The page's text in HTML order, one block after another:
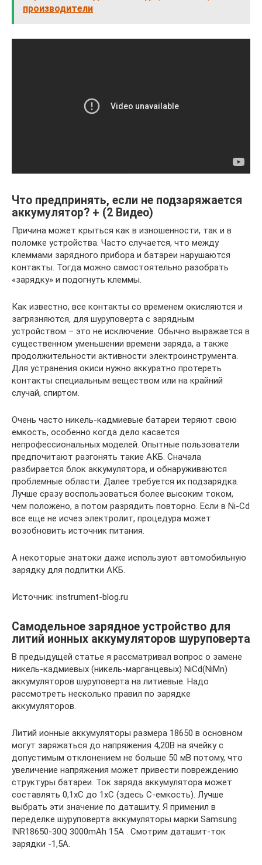
производители
Что предпринять, если не подзаряжается
аккумулятор? + (2 Видео)
Причина может крыться как в изношенности, так и в
поломке устройства. Часто случается, что между
клеммами зарядного прибора и батареи нарушаются
контакты. Тогда можно самостоятельно разобрать
«зарядку» и подогнуть клеммы.
Как известно, все контакты со временем окисляются и
загрязняются, для шуруповерта с зарядным
устройством – это не исключение. Обычно выражается в
существенном уменьшении времени заряда, а также
продолжительности активности электроинструмента.
Для устранения окиси нужно аккуратно протереть
контакты специальным веществом или на крайний
случай, спиртом.
Очень часто никель-кадмиевые батареи теряют свою
емкость, особенно когда дело касается
непрофессиональных моделей. Опытные пользователи
предпочитают разгонять такие АКБ. Сначала
разбирается блок аккумулятора, и обнаруживаются
проблемные области. Далее требуется их подзарядка.
Лучше сразу воспользоваться более высоким током,
чем положено, а потом разрядить повторно. Если в Ni-Cd
все еще не исчез электролит, процедура может
возобновить источник питания.
А некоторые знатоки даже используют автомобильную
зарядку для подпитки АКБ.
Источник: instrument-blog.ru
Самодельное зарядное устройство для
литий ионных аккумуляторов шуруповерта
В предыдущей статье я рассматривал вопрос о замене
никель-кадмиевых (никель-марганцевых) NiСd(NiMn)
аккумуляторов шуруповерта на литиевые. Надо
рассмотреть несколько правил по зарядке
аккумуляторов.
Литий ионные аккумуляторы размера 18650 в основном
могут заряжаться до напряжения 4,20В на ячейку с
допустимым отклонением не больше 50 мВ потому, что
увеличение напряжения может привести повреждению
структуры батареи. Ток заряда аккумулятора может
составлять 0,1хС до 1хС (здесь С-емкость). Лучше
выбрать эти значение по даташиту. Я применил в
переделке шуруповерта аккумуляторы марки Samsung
INR18650-30Q 3000mAh 15A . Смотрим даташит-ток
зарядки -1,5А.